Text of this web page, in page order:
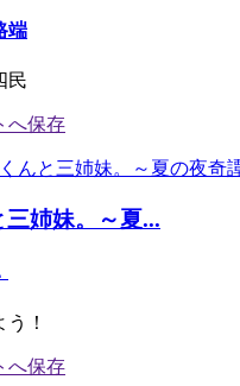
端
民
姉妹。～夏...
！